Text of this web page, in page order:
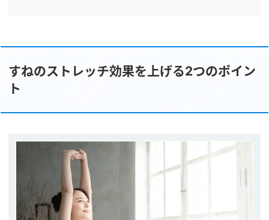
すねのストレッチ効果を上げる2つのポイン
ト